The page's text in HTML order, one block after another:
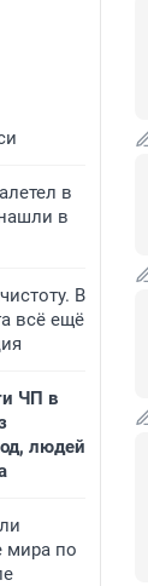
в
в
В
всё ещё
ЧП в
людей
мира по